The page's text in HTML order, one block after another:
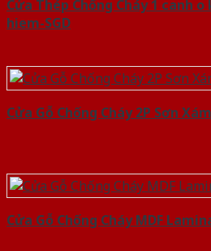
Cửa Thép Chống Cháy 1 canh
hiem-SGD
Cửa Gỗ Chống Cháy 2P Sơn
Cửa Gỗ Chống Cháy MDF